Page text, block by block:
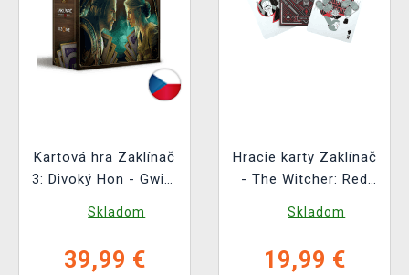
Kartová hra Zaklínač
3: Divoký Hon - Gwint
Skladom
39,99 €
Hracie karty Zaklínač
- The Witcher: Red
Skladom
19,99 €